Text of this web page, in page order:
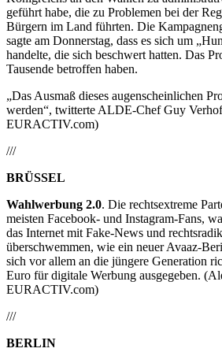
geführt habe, die zu Problemen bei der
Bürgern im Land führten. Die
sagte am Donnerstag, dass es sich um
handelte, die sich beschwert hatten. Das
Tausende betroffen haben.
„Das Ausmaß dieses augenscheinlichen
werden“, twitterte ALDE-Chef Guy
EURACTIV.com)
///
BRÜSSEL
Wahlwerbung 2.0. Die rechtsextreme
meisten Facebook- und Instagram-Fans,
das Internet mit Fake-News und
überschwemmen, wie ein neuer Avaaz-
sich vor allem an die jüngere Generation
Euro für digitale Werbung ausgegeben.
EURACTIV.com)
///
BERLIN